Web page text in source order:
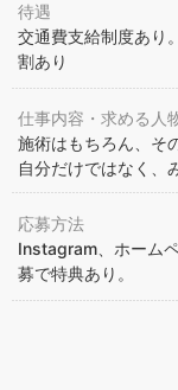
待遇
交通費支給制度あり
割あり
仕事内容・求める人
施術はもちろん、そ
自分だけではなく、
応募方法
Instagram、ホーム
募で特典あり。